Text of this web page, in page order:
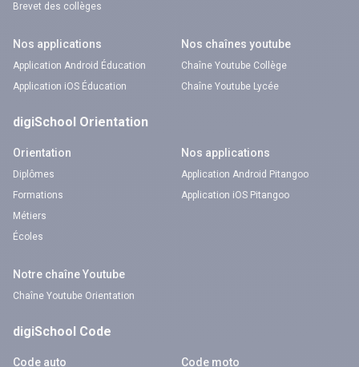
Brevet des collèges
Nos applications
Application Android Éducation
Application iOS Éducation
Nos chaînes youtube
Chaîne Youtube Collège
Chaîne Youtube Lycée
digiSchool Orientation
Orientation
Diplômes
Formations
Métiers
Écoles
Nos applications
Application Android Pitangoo
Application iOS Pitangoo
Notre chaîne Youtube
Chaîne Youtube Orientation
digiSchool Code
Code auto Code moto